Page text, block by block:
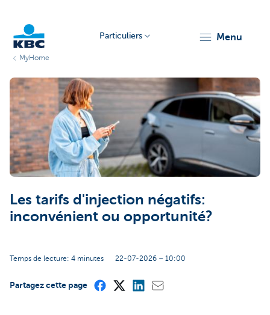
Particuliers menu
MyHome
Les tarifs d'injection négatifs:
inconvénient ou opportunité?
Temps de lecture: 4 minutes 22-07-2026 – 10:00
Partagez cette page